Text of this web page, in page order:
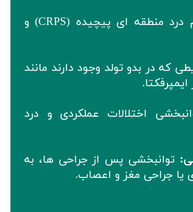
مانند سندرم درد منطقه ای پیچیده (CRPS) و
که در بدو تولد وجود دارند مانند
اختلالات عملکردی و درد
توانبخشی پس از جراحی ها، به
یا جراحی مغز و اعصاب.